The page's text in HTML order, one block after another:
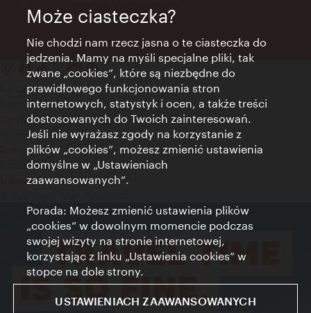
Kontakt
Credits
Zgoda na przetwarzanie danych osobowych
Terms of Use
Dostępność
Kontakt prasowy
Ustawienia cookies
Może ciasteczka?
Nie chodzi nam rzecz jasna o te ciasteczka do
jedzenia. Mamy na myśli specjalne pliki, tak
zwane „cookies”, które są niezbędne do
prawidłowego funkcjonowania stron
internetowych, statystyk i ocen, a także treści
dostosowanych do Twoich zainteresowań.
Jeśli nie wyrażasz zgody na korzystanie z
plików „cookies”, możesz zmienić ustawienia
domyślne w „Ustawieniach
zaawansowanych”.
Porada: Możesz zmienić ustawienia plików
„cookies” w dowolnym momencie podczas
swojej wizyty na stronie internetowej,
korzystając z linku „Ustawienia cookies” w
stopce na dole strony.
USTAWIENIACH ZAAWANSOWANYCH